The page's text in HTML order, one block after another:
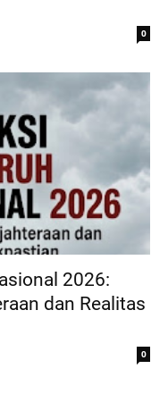
0
2026:
dan Realitas
0